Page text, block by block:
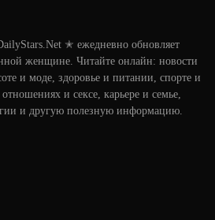
✭ ежедневно обновляет
женщине. Читайте онлайн: новости
и моде, здоровье и питании, спорте и
и сексе, карьере и семье,
и другую полезную информацию.